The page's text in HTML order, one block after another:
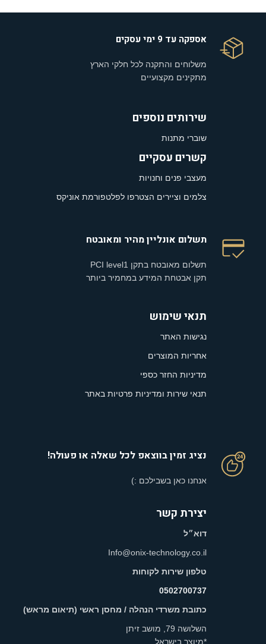
אספקה עד 9 ימי עסקים
משלוחים והתקנה לכל חלקי הארץ
מתקינים מקצועיים
שירותים נוספים
שוברי מתנות
קשרים עסקיים
מעצבי פנים וחנויות
צלמים וציירים הצטרפו לפלטפורמת אוניקס
תשלום אונליין מהיר ומאובטח
תשלום מאובטח בתקן PCI level1
תקן אבטחת המידע במחמיר ביותר
תנאי שימוש
נגישות האתר
אחריות המוצרים
מדיניות החזר כספי
תנאי שירות ומדיניות פרטיות באתר
נציג זמין בווצאפ לכל שאלה או פעולה!
אנחנו כאן בשבילכם :)
יצירת קשר
דוא״ל
Info@onix-technology.co.il
טלפון שירות לקוחות
0502700737
כתובת משרדי הנהלה / מחסן ראשי (תיאום מראש)
השלושה 79, מושב זיתן
*מיוצר בישראל